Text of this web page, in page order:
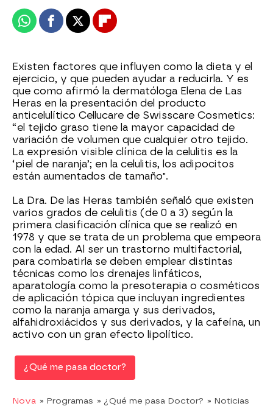
WhatsappFacebook
X Flipboard
Existen factores que influyen como la dieta y el
ejercicio, y que pueden ayudar a reducirla. Y es
que como afirmó la dermatóloga Elena de Las
Heras en la presentación del producto
anticelulítico Cellucare de Swisscare Cosmetics:
“el tejido graso tiene la mayor capacidad de
variación de volumen que cualquier otro tejido.
La expresión visible clínica de la celulitis es la
‘piel de naranja’; en la celulitis, los adipocitos
están aumentados de tamaño".
La Dra. De las Heras también señaló que existen
varios grados de celulitis (de 0 a 3) según la
primera clasificación clínica que se realizó en
1978 y que se trata de un problema que empeora
con la edad. Al ser un trastorno multifactorial,
para combatirla se deben emplear distintas
técnicas como los drenajes linfáticos,
aparatología como la presoterapia o cosméticos
de aplicación tópica que incluyan ingredientes
como la naranja amarga y sus derivados,
alfahidroxiácidos y sus derivados, y la cafeína, un
activo con un gran efecto lipolítico.
¿Qué me pasa doctor?
Nova » Programas » ¿Qué me pasa Doctor? » Noticias